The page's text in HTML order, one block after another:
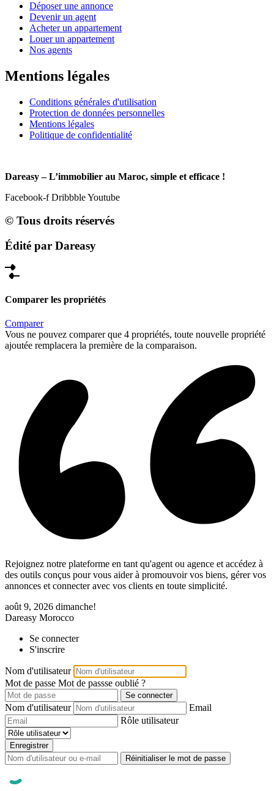
Déposer une annonce
Devenir un agent
Acheter un appartement
Louer un appartement
Nos agents
Mentions légales
Conditions générales d'utilisation
Protection de données personnelles
Mentions légales
Politique de confidentialité
Dareasy – L’immobilier au Maroc, simple et efficace !
Facebook-f DribbbleYoutube
© Tous droits réservés
Édité par Dareasy
Comparer les propriétés
Comparer
Vous ne pouvez comparer que 4 propriétés, toute nouvelle propriété
ajoutée remplacera la première de la comparaison.
Rejoignez notre plateforme en tant qu'agent ou agence et accédez à
des outils conçus pour vous aider à promouvoir vos biens, gérer vos
annonces et connecter avec vos clients en toute simplicité.
août 9, 2026 dimanche!
Dareasy Morocco
Se connecter
S'inscrire
Nom d'utilisateur
Mot de passe Mot de passse oublié ?
Se connecter
Nom d'utilisateur
Email
Rôle utilisateur
Enregistrer
Réinitialiser le mot de passe